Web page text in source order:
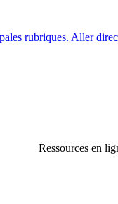
rubriques. Aller
Ressources en